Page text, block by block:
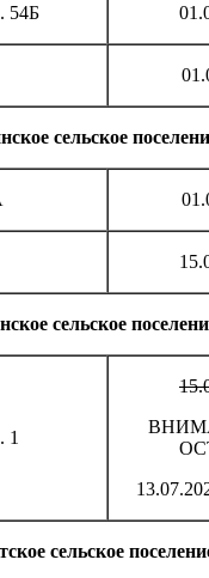
54Б
сельское
сельское
1
сельское